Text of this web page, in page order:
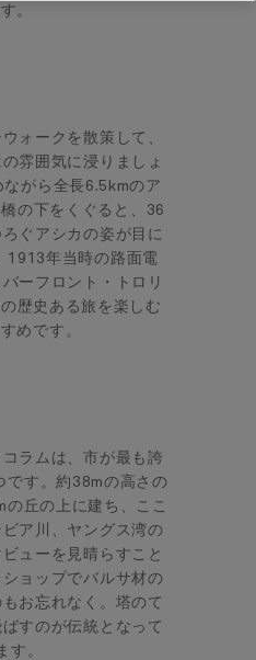
。
ォークを散策して、
雰囲気に浸りましょ
ながら全長6.5kmのア
の下をくぐると、36
ぐアシカの姿が目に
1913年当時の路面電
ーフロント・トロリ
歴史ある旅を楽しむ
めです。
ラムは、市が最も誇
です。約38mの高さの
の丘の上に建ち、ここ
ア川、ヤングス湾の
ューを見晴らすこと
ョップでバルサ材の
お忘れなく。塔のて
すのが伝統となって
す。